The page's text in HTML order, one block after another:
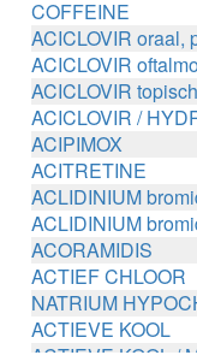
COFFEINE
ACICLOVIR oraal,
ACICLOVIR
ACICLOVIR topisch
ACICLOVIR /
ACIPIMOX
ACITRETINE
ACLIDINIUM
ACLIDINIUM
ACORAMIDIS
ACTIEF CHLOOR
NATRIUM
ACTIEVE KOOL